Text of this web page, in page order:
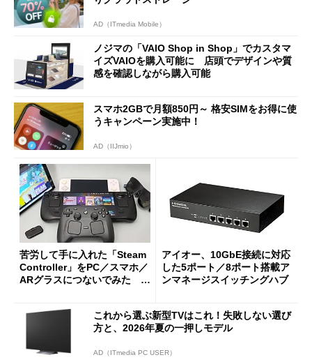
AD（ITmedia Mobile）
ノジマの「VAIO Shop in Shop」でカスタマ
イズVAIOを購入可能に 店頭でデザインや質
感を確認しながら購入可能
スマホ2GBで月額850円～ 格安SIMをお得に使
うキャンペーン実施中！
AD（IIJmio）
苦労して手に入れた「Steam
Controller」をPC／スマホ／
ARグラスにつないでみた ゲ
アイオー、10GbE接続に対応
した5ポート／8ポート搭載ア
ンマネージスイッチングハブ
これから選ぶ新型TVはこれ！失敗しない選び
方と、2026年夏の一押しモデル
AD（ITmedia PC USER）